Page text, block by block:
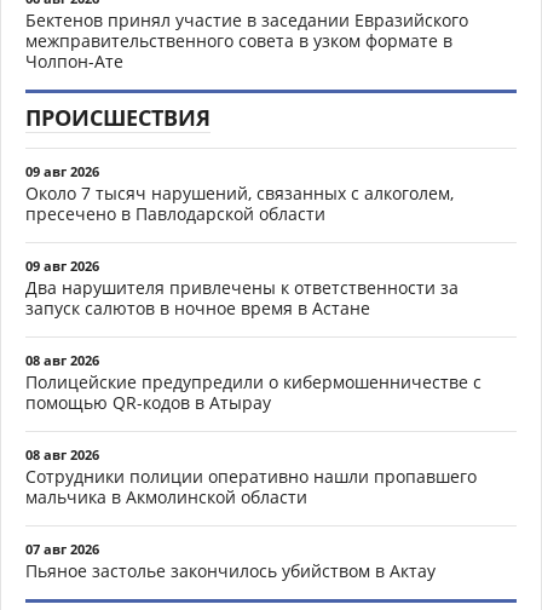
Бектенов принял участие в заседании Евразийского
межправительственного совета в узком формате в
Чолпон-Ате
ПРОИСШЕСТВИЯ
09 авг 2026
Около 7 тысяч нарушений, связанных с алкоголем,
пресечено в Павлодарской области
09 авг 2026
Два нарушителя привлечены к ответственности за
запуск салютов в ночное время в Астане
08 авг 2026
Полицейские предупредили о кибермошенничестве с
помощью QR-кодов в Атырау
08 авг 2026
Сотрудники полиции оперативно нашли пропавшего
мальчика в Акмолинской области
07 авг 2026
Пьяное застолье закончилось убийством в Актау